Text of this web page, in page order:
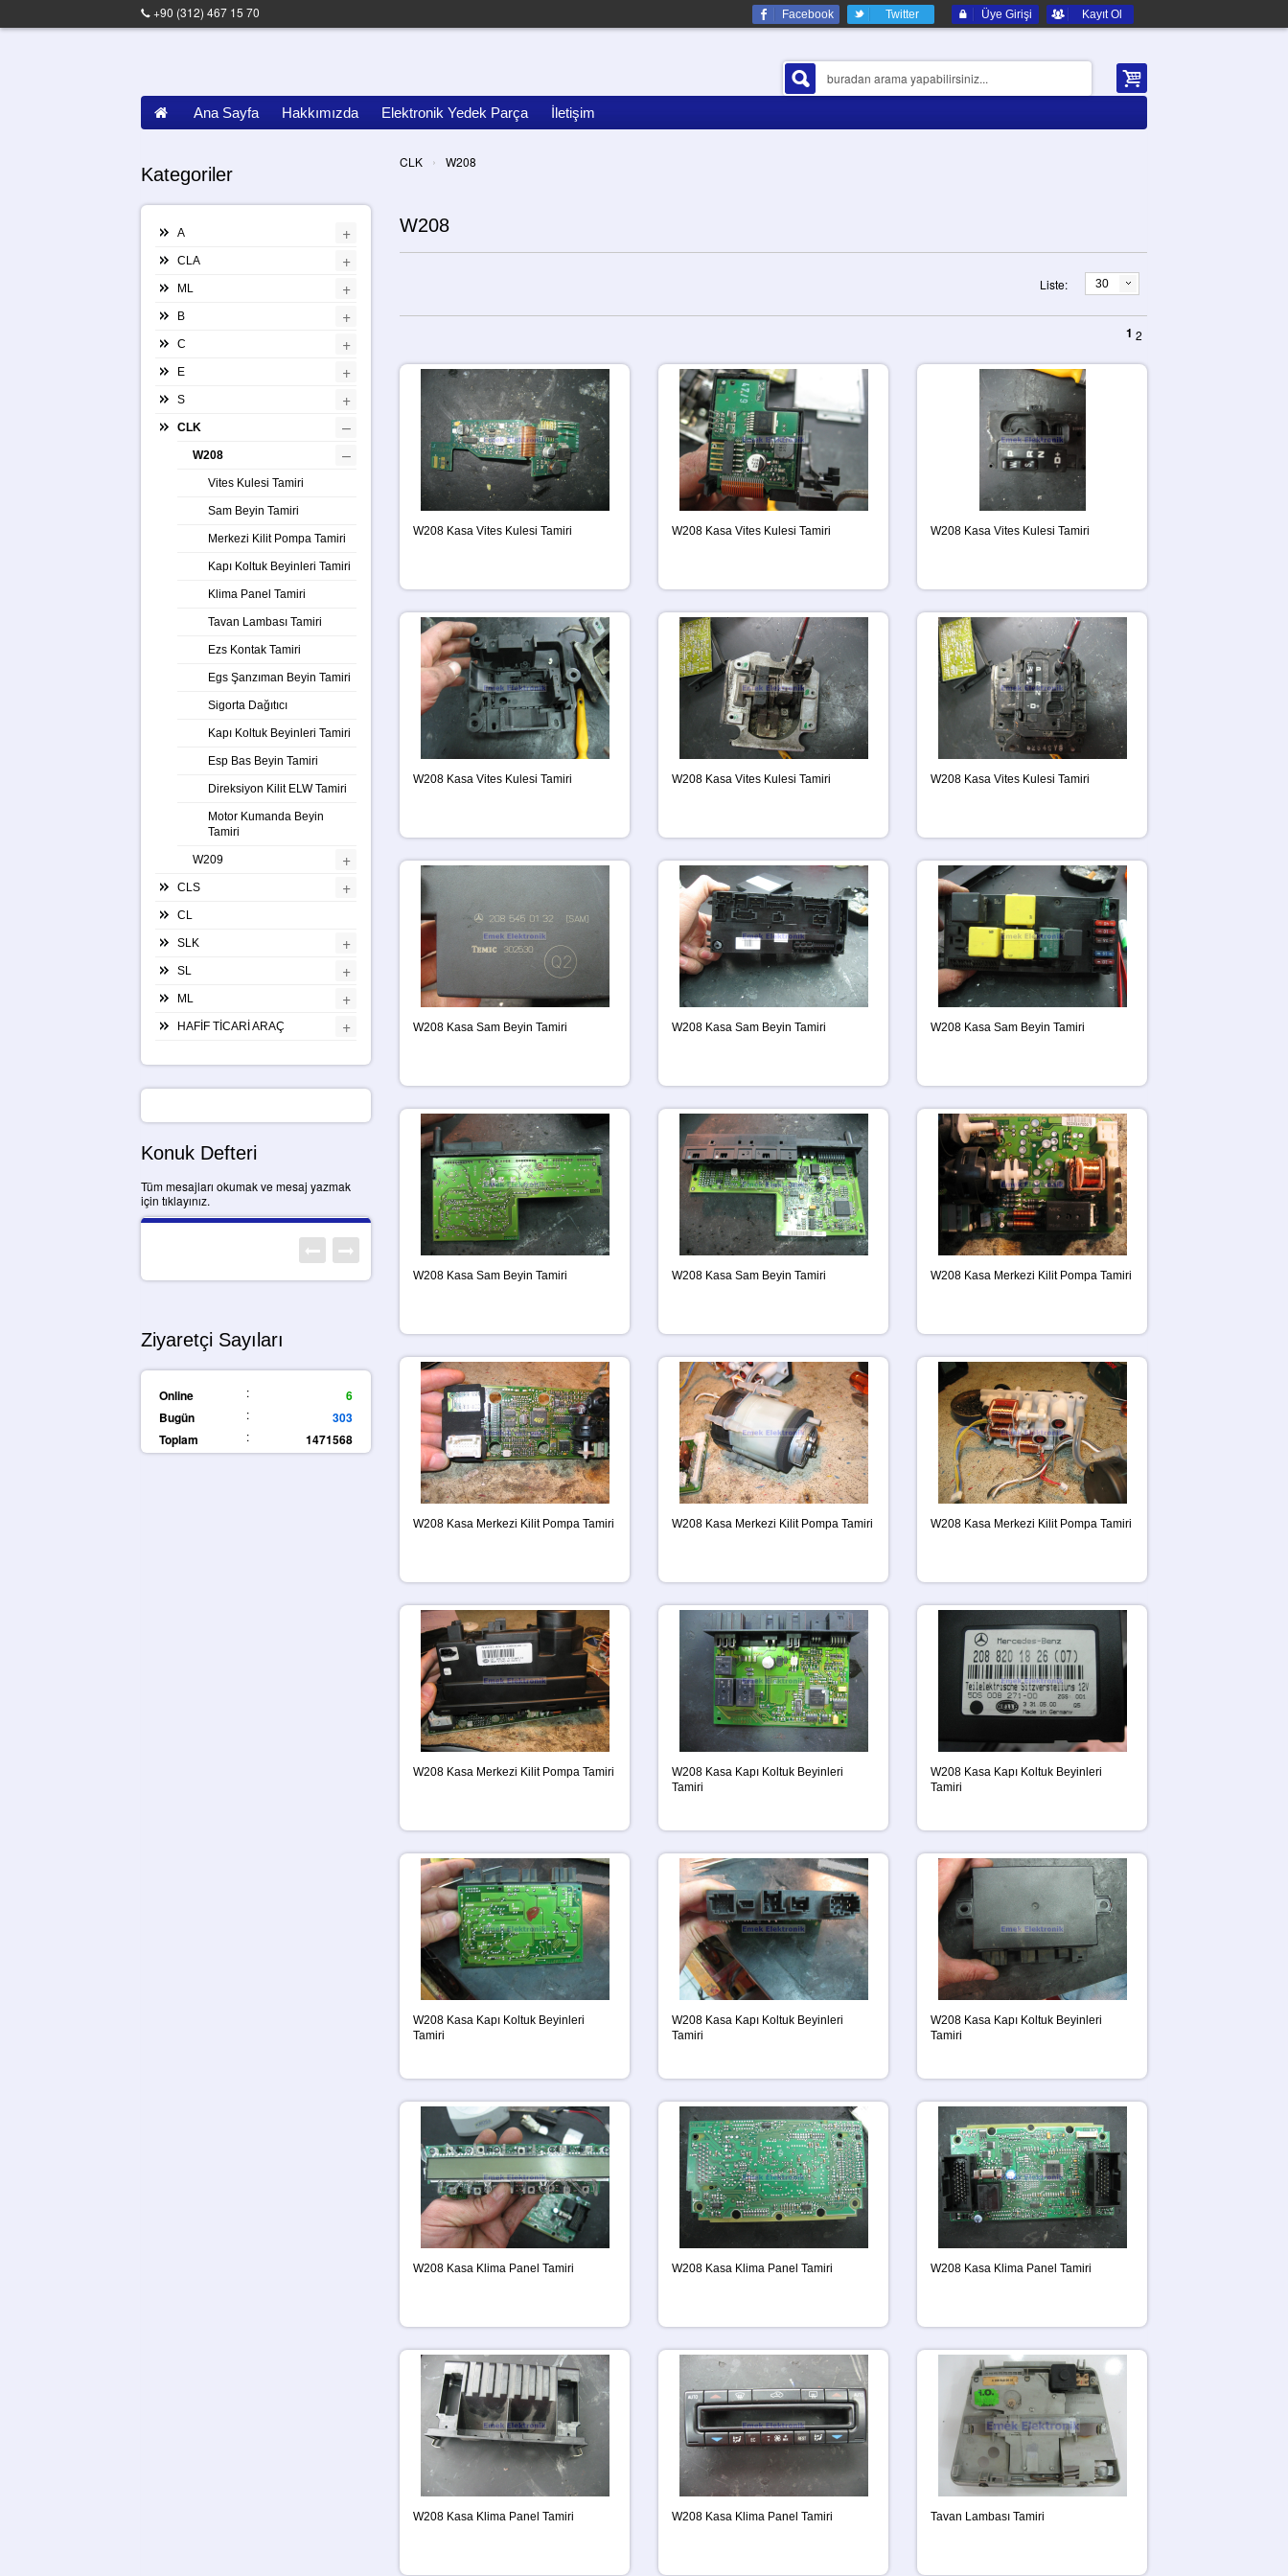
+90 (312) 467 15 70 Facebook Twitter Üye Girişi Kayıt Ol
Ana Sayfa Hakkımızda Elektronik Yedek Parça İletişim
CLK › W208
W208
Liste: 30
1 2
W208 Kasa Vites Kulesi Tamiri W208 Kasa Vites Kulesi Tamiri W208 Kasa Vites Kulesi Tamiri
W208 Kasa Vites Kulesi Tamiri W208 Kasa Vites Kulesi Tamiri W208 Kasa Vites Kulesi Tamiri
W208 Kasa Sam Beyin Tamiri W208 Kasa Sam Beyin Tamiri W208 Kasa Sam Beyin Tamiri
W208 Kasa Sam Beyin Tamiri W208 Kasa Sam Beyin Tamiri W208 Kasa Merkezi Kilit Pompa Tamiri
W208 Kasa Merkezi Kilit Pompa Tamiri W208 Kasa Merkezi Kilit Pompa Tamiri W208 Kasa Merkezi Kilit Pompa Tamiri
W208 Kasa Merkezi Kilit Pompa Tamiri
W208 Kasa Kapı Koltuk Beyinleri
Tamiri
W208 Kasa Kapı Koltuk Beyinleri
Tamiri
W208 Kasa Kapı Koltuk Beyinleri
Tamiri
W208 Kasa Kapı Koltuk Beyinleri
Tamiri
W208 Kasa Kapı Koltuk Beyinleri
Tamiri
W208 Kasa Klima Panel Tamiri W208 Kasa Klima Panel Tamiri W208 Kasa Klima Panel Tamiri
W208 Kasa Klima Panel Tamiri W208 Kasa Klima Panel Tamiri Tavan Lambası Tamiri
Kategoriler
A +
CLA +
ML +
B +
C +
E +
S +
CLK –
W208 –
Vites Kulesi Tamiri
Sam Beyin Tamiri
Merkezi Kilit Pompa Tamiri
Kapı Koltuk Beyinleri Tamiri
Klima Panel Tamiri
Tavan Lambası Tamiri
Ezs Kontak Tamiri
Egs Şanzıman Beyin Tamiri
Sigorta Dağıtıcı
Kapı Koltuk Beyinleri Tamiri
Esp Bas Beyin Tamiri
Direksiyon Kilit ELW Tamiri
Motor Kumanda Beyin
Tamiri
W209 +
CLS +
CL
SLK +
SL +
ML +
HAFİF TİCARİ ARAÇ +
Konuk Defteri
Tüm mesajları okumak ve mesaj yazmak
için tıklayınız.
Ziyaretçi Sayıları
Online :
6
Bugün
:
303
Toplam
: 1471568